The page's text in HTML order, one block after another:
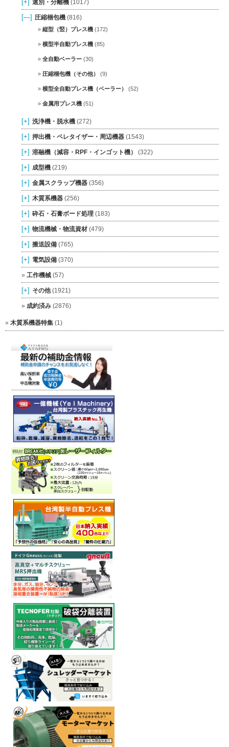
[+] 選別・分離機 (1017)
[—] 圧縮梱包機 (816)
縦型（竪）プレス機 (172)
横型半自動プレス機 (85)
全自動ベーラー (30)
圧縮梱包機（その他） (9)
横型全自動プレス機（ベーラー） (52)
金属用プレス機 (51)
[+] 洗浄機・脱水機 (272)
[+] 押出機・ペレタイザー・周辺機器 (1543)
[+] 溶融機（減容・RPF・インゴット機） (322)
[+] 成型機 (219)
[+] 金属スクラップ機器 (356)
[+] 木質系機器 (256)
[+] 砕石・石膏ボード処理 (183)
[+] 物流機械・物流資材 (479)
[+] 搬送設備 (765)
[+] 電気設備 (370)
工作機械 (57)
[+] その他(1921)
成約済み (2876)
木質系機器特集 (1)